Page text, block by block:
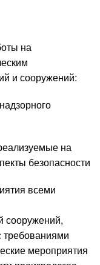
на
и сооружений:
на
безопасности
всеми
сооружений,
требованиями
мероприятия